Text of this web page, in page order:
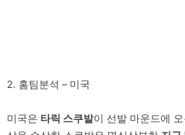
2. 홈팀분석 – 미국
미국은 타릭 스쿠발이 선발 마운드에